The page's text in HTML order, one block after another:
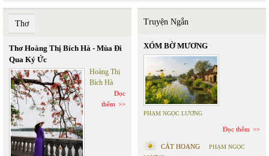
Thơ
Thơ Hoàng Thị Bích Hà - Mùa Đi
Qua Ký Ức
Hoàng Thị
Bích Hà
Đọc
thêm
Truyện Ngắn
XÓM BỜ MƯƠNG
PHẠM NGỌC LƯƠNG
Đọc thêm
CÁT HOANG
PHẠM NGỌC